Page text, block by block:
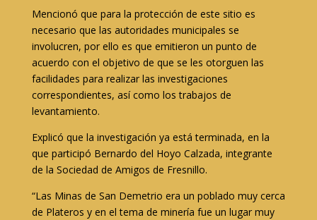
Mencionó que para la protección de este sitio es
necesario que las autoridades municipales se
involucren, por ello es que emitieron un punto de
acuerdo con el objetivo de que se les otorguen las
facilidades para realizar las investigaciones
correspondientes, así como los trabajos de
levantamiento.
Explicó que la investigación ya está terminada, en la
que participó Bernardo del Hoyo Calzada, integrante
de la Sociedad de Amigos de Fresnillo.
“Las Minas de San Demetrio era un poblado muy cerca
de Plateros y en el tema de minería fue un lugar muy